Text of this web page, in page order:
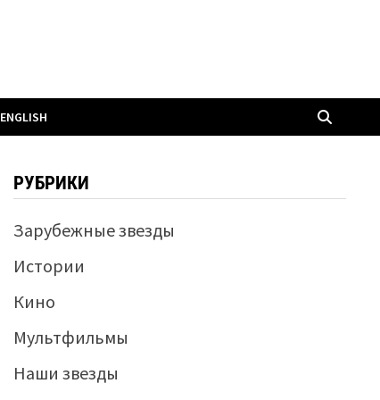
ENGLISH
РУБРИКИ
Зарубежные звезды
Истории
Кино
Мультфильмы
Наши звезды